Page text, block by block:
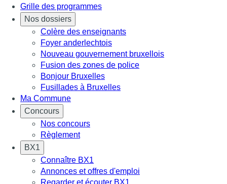
Grille des programmes
Nos dossiers
Colère des enseignants
Foyer anderlechtois
Nouveau gouvernement bruxellois
Fusion des zones de police
Bonjour Bruxelles
Fusillades à Bruxelles
Ma Commune
Concours
Nos concours
Règlement
BX1
Connaître BX1
Annonces et offres d'emploi
Regarder et écouter BX1